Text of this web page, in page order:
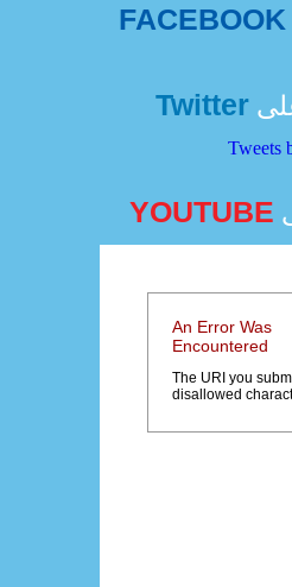
FACEBOOK
علىTwitter
Tweets
YOUTUBE